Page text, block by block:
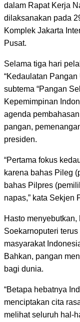
dalam Rapat Kerja
dilaksanakan pada
Komplek Jakarta
Pusat.
Selama tiga hari
“Kedaulatan
subtema “Pangan
Kepemimpinan
agenda
pangan,
presiden.
“Pertama fokus
karena bahas Pileg
bahas Pilpres
napas,” kata Sekjen
Hasto
Soekarnoputeri
masyarakat
Bahkan, pangan
bagi dunia.
“Betapa hebatnya
menciptakan cita
melihat seluruh hal-